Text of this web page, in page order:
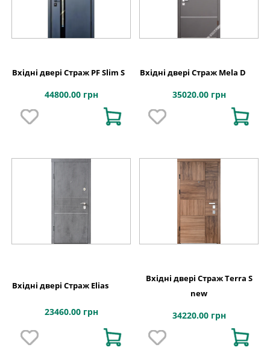
Вхідні двері Страж PF Slim S
44800.00 грн
Вхідні двері Страж Mela D
35020.00 грн
Вхідні двері Страж Elias
23460.00 грн
Вхідні двері Страж Terra S
new
34220.00 грн